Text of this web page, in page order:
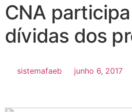
CNA
dívidas dos
sistemafaeb junho 6, 2017